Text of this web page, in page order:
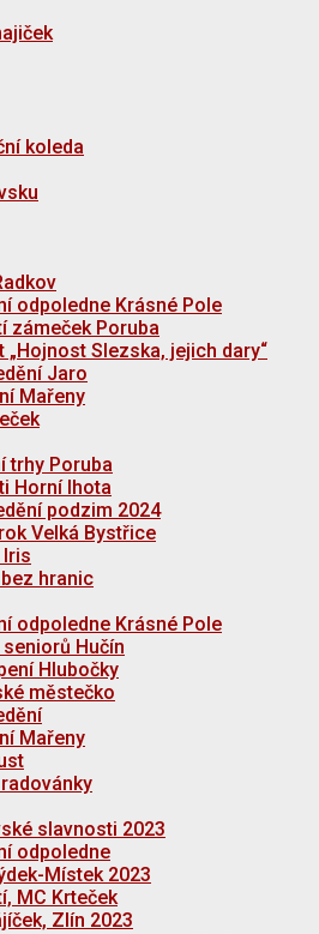
koleda
odpoledne Krásné Pole
zámeček Poruba
„Hojnost Slezska, jejich dary“
Jaro
Mařeny
trhy Poruba
Horní lhota
podzim 2024
Velká Bystřice
Iris
hranic
odpoledne Krásné Pole
Hučín
Hlubočky
městečko
Mařeny
slavnosti 2023
odpoledne
Místek 2023
MC Krteček
Zlín 2023